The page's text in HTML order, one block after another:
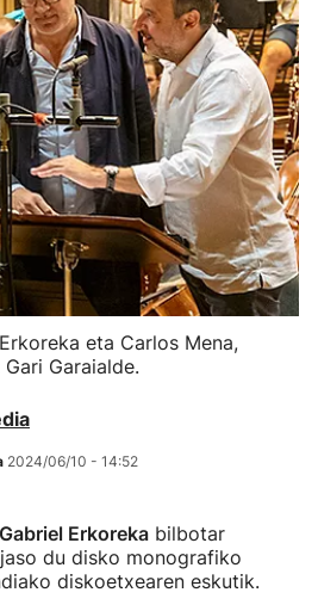
eta Carlos Mena,
Garaialde.
2024/06/10 - 14:52
Gabriel Erkoreka bilbotar
du disko monografiko
diskoetxearen eskutik.